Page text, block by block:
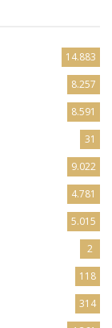
14.883
8.257
8.591
31
9.022
4.781
5.015
2
118
314